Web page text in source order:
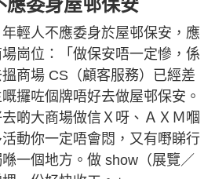
輕人不應委身於屋邨保安，應
崗位：「做保安唔一定慘，係
商場 CS（顧客服務）已經差
攞咗個牌唔好去做屋邨保安。
啲大商場做信Ｘ呀、ＡＸＭ嗰
動你一定唔會悶，又有嘢睇行
一個地方。做 show（展覽／